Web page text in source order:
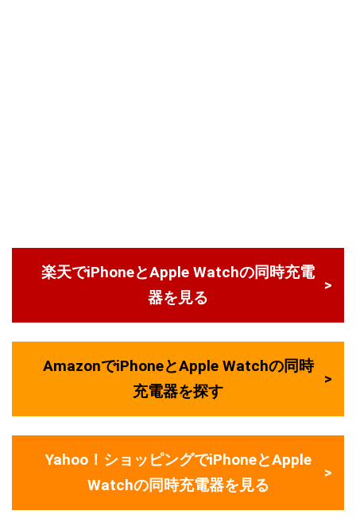
楽天でiPhoneとApple Watchの同時充電
器を見る
AmazonでiPhoneとApple Watchの同時
充電器を探す
Yahoo！ショッピングでiPhoneとApple
Watchの同時充電器を見る